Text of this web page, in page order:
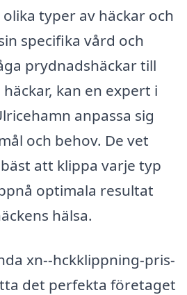
typer av häckar och
specifika vård och
prydnadshäckar till
kan en expert i
anpassa sig
och behov. De vet
att klippa varje typ
optimala resultat
hälsa.
xn--hckklippning-pris-
det perfekta företaget